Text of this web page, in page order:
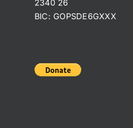
2340 26
BIC: GOPSDE6GXXX